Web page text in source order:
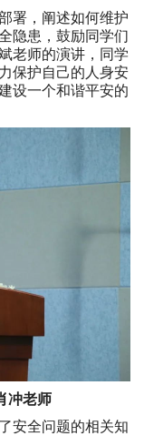
署，阐述如何维护
隐患，鼓励同学们
老师的演讲，同学
保护自己的人身安
设一个和谐平安的
冲老师
安全问题的相关知